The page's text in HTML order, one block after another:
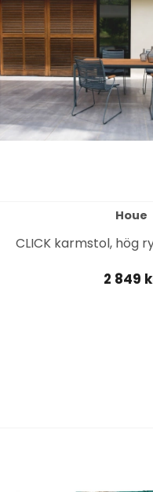
Houe
CLICK karmstol, hög
2 849